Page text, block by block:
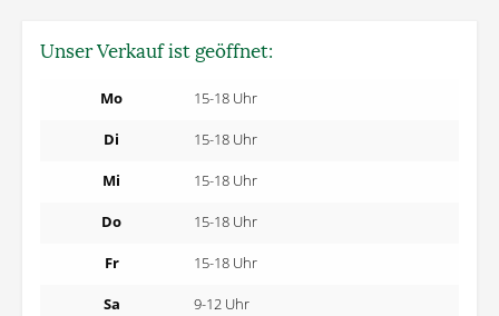
Unser Verkauf ist geöffnet:
Mo 15-18 Uhr
Di 15-18 Uhr
Mi 15-18 Uhr
Do 15-18 Uhr
Fr 15-18 Uhr
Sa 9-12 Uhr